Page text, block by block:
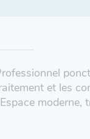
et les
moderne,